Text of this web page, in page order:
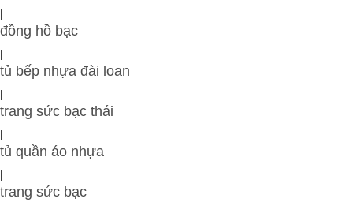
|
đồng hồ bạc
|
tủ bếp nhựa đài loan
|
trang sức bạc thái
|
tủ quần áo nhựa
|
trang sức bạc